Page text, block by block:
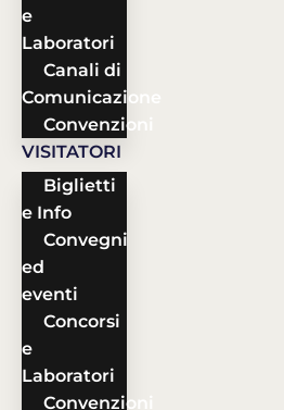
e
Laboratori
Canali di
Comunicazione
Convenzioni
VISITATORI
Biglietti
e Info
Convegni
ed
eventi
Concorsi
e
Laboratori
Convenzioni